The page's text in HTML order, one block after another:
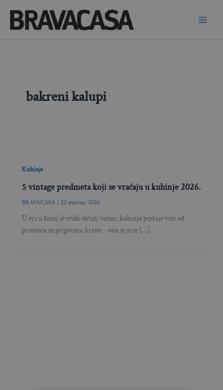
content
bakreni kalupi
Kuhinje
5 vintage predmeta koji se vraćaju u kuhinje 2026.
BRAVACASA/22 siječnja, 2026
U eri u kojoj je svaki detalj važan, kuhinja postaje više od
prostora za pripremu hrane – ona je srce […]